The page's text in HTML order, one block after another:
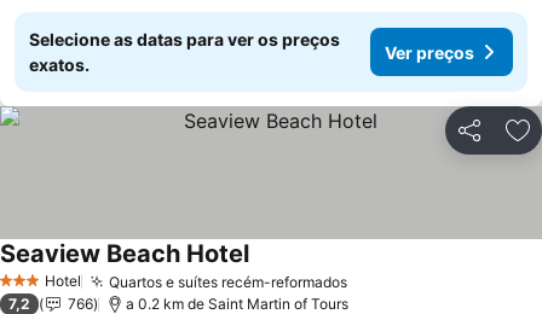
Selecione as datas para ver os preços
exatos.
Ver preços
Partilhar
3 EstrelasHotel Quartos e suítes recém-reformados
Seaview Beach Hotel
7,2 766 a 0.2 km de Saint Martin of Tours